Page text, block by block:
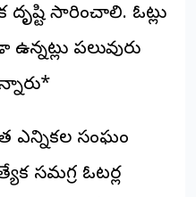
దృష్టి సారించాలి. ఓట్లు
పలువురు
ఎన్నికల సంఘం
సమగ్ర ఓటర్ల